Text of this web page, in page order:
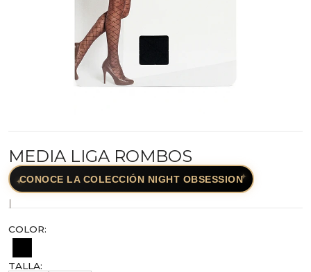
MEDIA LIGA ROMBOS
✦
✦CONOCE LA COLECCIÓN NIGHT OBSESSION
|
COLOR:
TALLA: